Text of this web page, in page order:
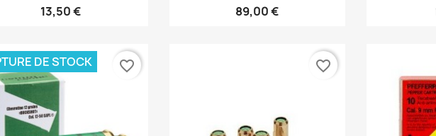
13,50 € 89,00 €
DE STOCK favorite_border favorite_border